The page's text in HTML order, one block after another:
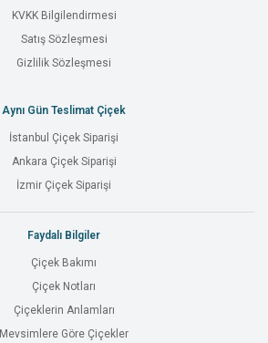
KVKK Bilgilendirmesi
Satış Sözleşmesi
Gizlilik Sözleşmesi
Aynı Gün Teslimat Çiçek
İstanbul Çiçek Siparişi
Ankara Çiçek Siparişi
İzmir Çiçek Siparişi
Faydalı Bilgiler
Çiçek Bakımı
Çiçek Notları
Çiçeklerin Anlamları
Mevsimlere Göre Çiçekler